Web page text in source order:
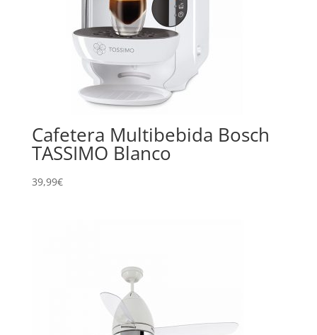
Cafetera Multibebida Bosch
TASSIMO Blanco
39,99€